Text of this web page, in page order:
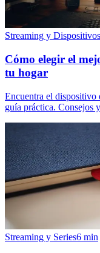
Streaming y Dispositivos
Cómo elegir el
tu hogar
Encuentra el dispositivo
guía práctica. Consejos
Streaming y Series6 min